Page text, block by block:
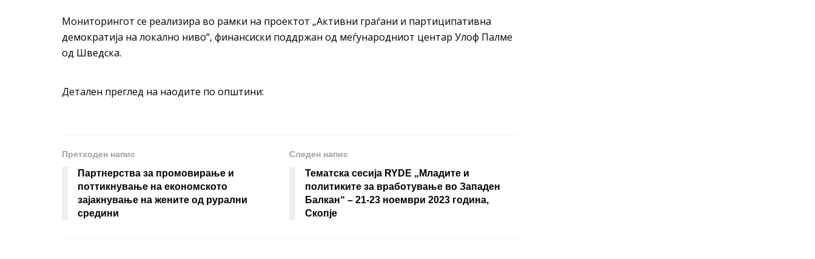
Мониторингот се реализира во рамки на проектот „Активни граѓани и партиципативна
демократија на локално ниво“, финансиски поддржан од меѓународниот центар Улоф Палме
од Шведска.
Детален преглед на наодите по општини:
Претходен напис
Партнерства за промовирање и
поттикнување на економското
зајакнување на жените од рурални
средини
Следен напис
Тематска сесија RYDE „Младите и
политиките за вработување во Западен
Балкан“ – 21-23 ноември 2023 година,
Скопје